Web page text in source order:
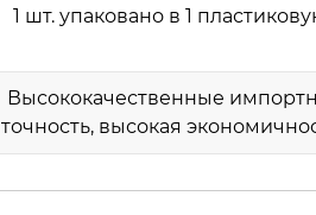
1 шт. упаковано в 1
Высококачественные
точность, высокая